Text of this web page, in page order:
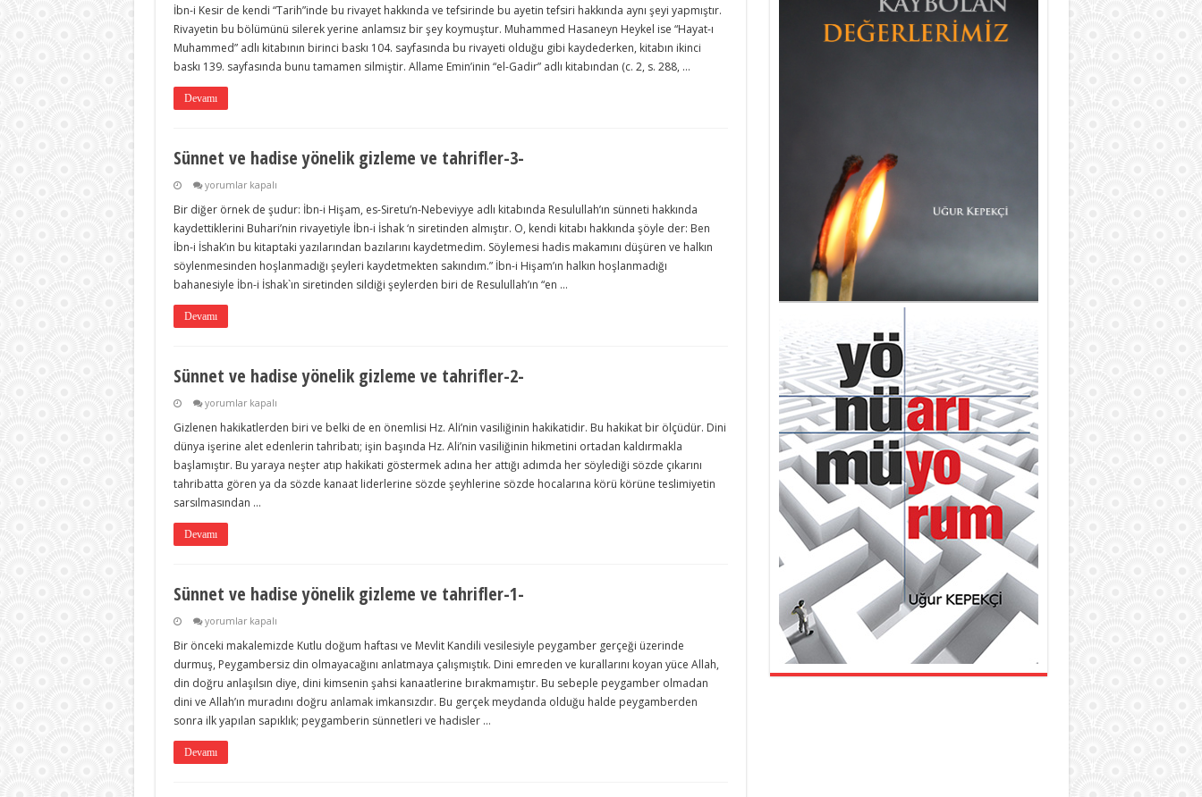
hadise
yönelik
gizleme
ve
tahrifler-
4-
için
İbn-i Kesir de kendi “Tarih”inde bu rivayet hakkında ve tefsirinde bu ayetin tefsiri hakkında aynı şeyi yapmıştır.
Rivayetin bu bölümünü silerek yerine anlamsız bir şey koymuştur. Muhammed Hasaneyn Heykel ise “Hayat-ı
Muhammed” adlı kitabının birinci baskı 104. sayfasında bu rivayeti olduğu gibi kaydederken, kitabın ikinci
baskı 139. sayfasında bunu tamamen silmiştir. Allame Emin’inin “el-Gadir” adlı kitabından (c. 2, s. 288, …
Devamı
Sünnet ve hadise yönelik gizleme ve tahrifler-3-
Sünnet
hadise
yönelik
gizleme
ve
tahrifler-
3-
için
yorumlar kapalı
Bir diğer örnek de şudur: İbn-i Hişam, es-Siretu’n-Nebeviyye adlı kitabında Resulullah’ın sünneti hakkında
kaydettiklerini Buhari’nin rivayetiyle İbn-i İshak ‘n siretinden almıştır. O, kendi kitabı hakkında şöyle der: Ben
İbn-i İshak’ın bu kitaptaki yazılarından bazılarını kaydetmedim. Söylemesi hadis makamını düşüren ve halkın
söylenmesinden hoşlanmadığı şeyleri kaydetmekten sakındım.” İbn-i Hişam’ın halkın hoşlanmadığı
bahanesiyle İbn-i İshak`ın siretinden sildiği şeylerden biri de Resulullah’ın “en …
Devamı
Sünnet ve hadise yönelik gizleme ve tahrifler-2-
Sünnet
hadise
yönelik
gizleme
ve
tahrifler-
2-
için
yorumlar kapalı
Gizlenen hakikatlerden biri ve belki de en önemlisi Hz. Ali’nin vasiliğinin hakikatidir. Bu hakikat bir ölçüdür. Dini
dünya işerine alet edenlerin tahribatı; işin başında Hz. Ali’nin vasiliğinin hikmetini ortadan kaldırmakla
başlamıştır. Bu yaraya neşter atıp hakikati göstermek adına her attığı adımda her söylediği sözde çıkarını
tahribatta gören ya da sözde kanaat liderlerine sözde şeyhlerine sözde hocalarına körü körüne teslimiyetin
sarsılmasından …
Devamı
Sünnet ve hadise yönelik gizleme ve tahrifler-1-
Sünnet
hadise
yönelik
gizleme
ve
tahrifler-
1-
için
yorumlar kapalı
Bir önceki makalemizde Kutlu doğum haftası ve Mevlit Kandili vesilesiyle peygamber gerçeği üzerinde
durmuş, Peygambersiz din olmayacağını anlatmaya çalışmıştık. Dini emreden ve kurallarını koyan yüce Allah,
din doğru anlaşılsın diye, dini kimsenin şahsi kanaatlerine bırakmamıştır. Bu sebeple peygamber olmadan
dini ve Allah’ın muradını doğru anlamak imkansızdır. Bu gerçek meydanda olduğu halde peygamberden
sonra ilk yapılan sapıklık; peygamberin sünnetleri ve hadisler …
Devamı